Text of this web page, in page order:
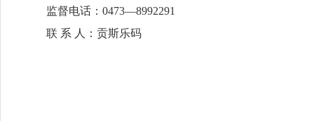
监督电话： 0473—8992291
联 系 人： 贡斯乐码